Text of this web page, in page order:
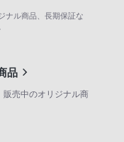
ナル商品、長期保証な
品
販売中のオリジナル商